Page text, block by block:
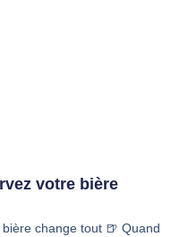
votre bière
change tout 🍺 Quand